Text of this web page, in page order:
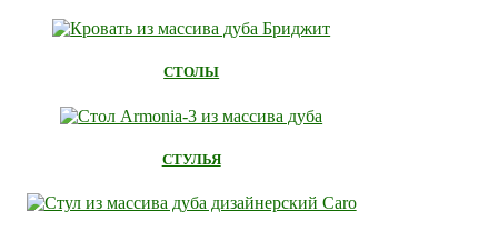
СТОЛЫ
СТУЛЬЯ